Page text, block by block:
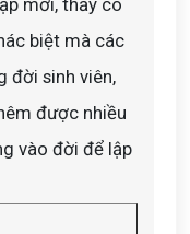
mới, thầy cô
biệt mà các
đời sinh viên,
được nhiều
vào đời để lập